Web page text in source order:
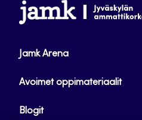
www.jamk.fi
Jamk Arena
Avoimet oppimateriaalit
Blogit